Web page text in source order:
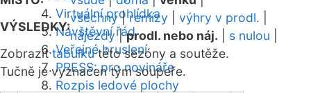
Virtuální prohlídka
Návštěvní řád
Veřejné bruslení
PRESS: pro novináře
Rozpis ledové plochy
VÝSLEDKY:
všechny|remízy výhry v prodl.
nájezdy|prodl. nebo náj. s nulou
Zobrazittabulkutéto sezóny a soutěže.
Tučně je vyznačen tým soupeře.